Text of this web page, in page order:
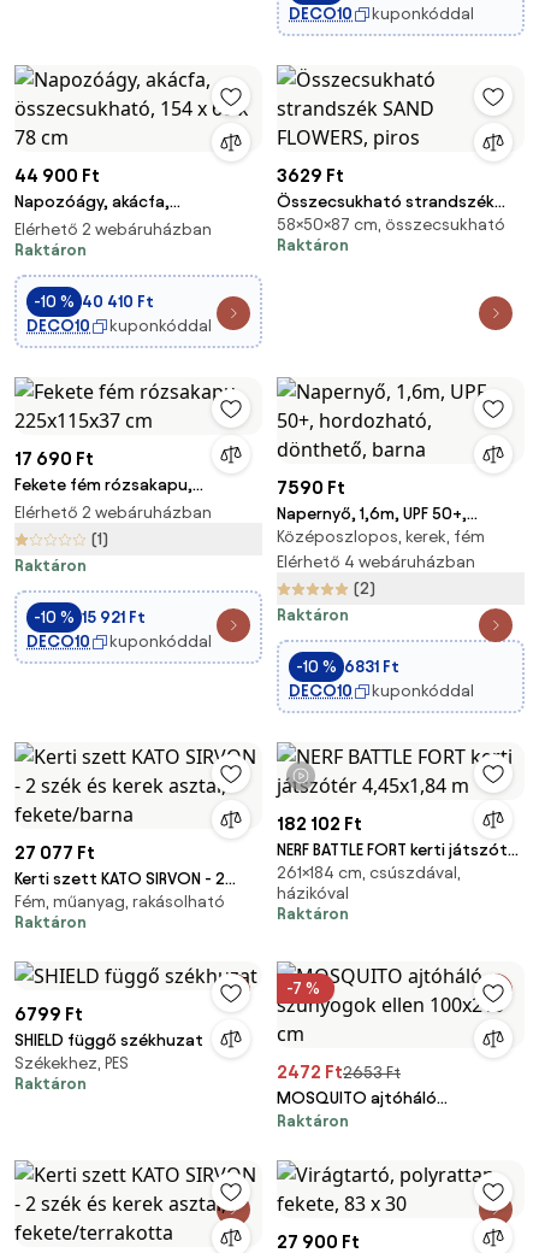
DECO10
kuponkóddal
44 900 Ft
Napozóágy, akácfa,
összecsukható, 154 x 60 x 78
cm
Elérhető 2 webáruházban
Raktáron
-10 % 40 410 Ft
DECO10
kuponkóddal
3629 Ft
Összecsukható strandszék
SAND FLOWERS, piros
58×50×87 cm, összecsukható
Raktáron
17 690 Ft
Fekete fém rózsakapu,
225x115x37 cm
Elérhető 2 webáruházban
(1)
Raktáron
-10 % 15 921 Ft
DECO10
kuponkóddal
7590 Ft
Napernyő, 1,6m, UPF 50+,
hordozható, dönthető, barna
Középoszlopos, kerek, fém
Elérhető 4 webáruházban
(2)
Raktáron
-10 % 6831 Ft
DECO10
kuponkóddal
27 077 Ft
Kerti szett KATO SIRVON - 2
szék és kerek asztal,
fekete/barna
Fém, műanyag, rakásolható
Raktáron
1 videó
182 102 Ft
NERF BATTLE FORT kerti játszótér
4,45x1,84 m
261×184 cm, csúszdával,
házikóval
Raktáron
6799 Ft
SHIELD függő székhuzat
Székekhez, PES
Raktáron
-7 %
2472 Ft2653 Ft
MOSQUITO ajtóháló
szúnyogok ellen 100x210 cm
Raktáron
27 900 Ft